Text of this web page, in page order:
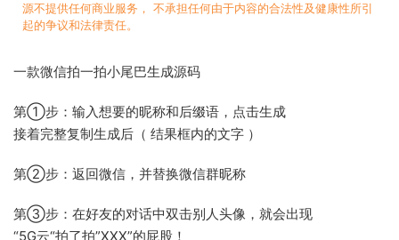
源不提供任何商业服务， 不承担任何由于内容的合法性及健康性所引
起的争议和法律责任。
一款微信拍一拍小尾巴生成源码
第①步：输入想要的昵称和后缀语，点击生成
接着完整复制生成后（ 结果框内的文字 ）
第②步：返回微信，并替换微信群昵称
第③步：在好友的对话中双击别人头像，就会出现
“5G云“拍了拍”XXX”的屁股！